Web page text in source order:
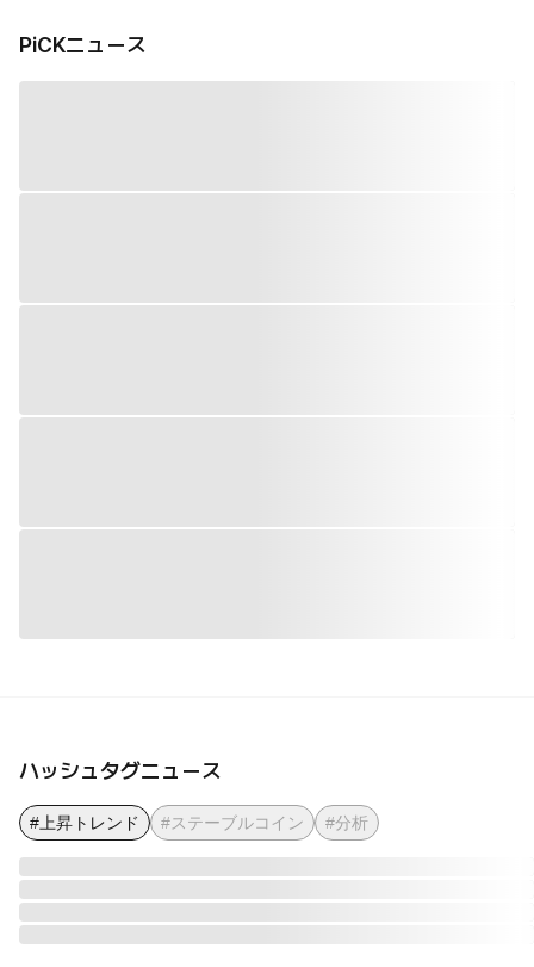
PiCKニュース
ハッシュタグニュース
#上昇トレンド #ステーブルコイン #分析